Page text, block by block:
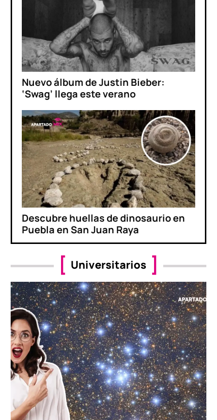
Nuevo álbum de Justin Bieber:
‘Swag’ llega este verano
Descubre huellas de dinosaurio en
Puebla en San Juan Raya
Universitarios